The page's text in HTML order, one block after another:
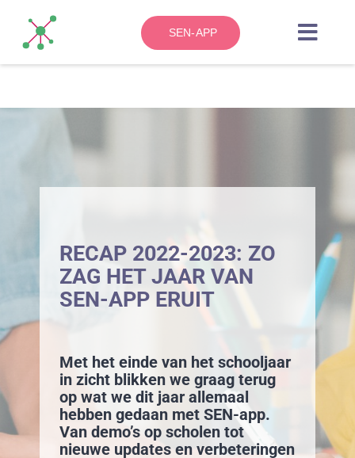
BLOG
CONTACT
SEN-APP
RECAP 2022-2023: ZO
ZAG HET JAAR VAN
SEN-APP ERUIT
Met het einde van het schooljaar
in zicht blikken we graag terug
op wat we dit jaar allemaal
hebben gedaan met SEN-app.
Van demo’s op scholen tot
nieuwe updates en verbeteringen